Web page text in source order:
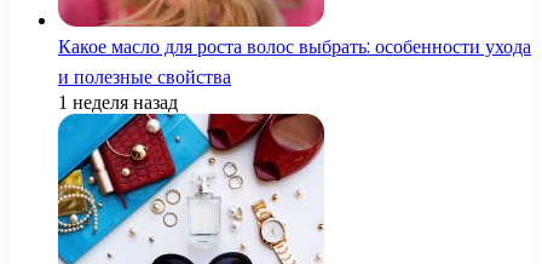
Какое масло для роста волос выбрать: особенности ухода
и полезные свойства
1 неделя назад